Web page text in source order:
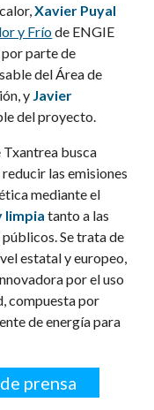
Xavier Puyal
y Fríode ENGIE
por parte de
del Área de
y Javier
del proyecto.
Txantrea busca
las emisiones
mediante el
limpia tanto a las
Se trata de
estatal y europeo,
por el uso
compuesta por
de energía para
prensa